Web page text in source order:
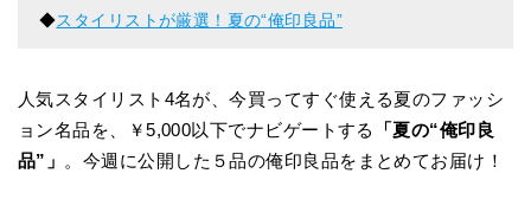
◆スタイリストが厳選！夏の“俺印良品”
人気スタイリスト4名が、今買ってすぐ使える夏のファッシ
ョン名品を、￥5,000以下でナビゲートする
「夏の“俺印良
品”」 。今週に公開した５品の俺印良品をまとめてお届け！